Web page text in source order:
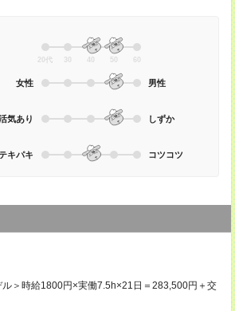
20代 30 40 50 60
女性 男性
気あり しずか
キパキ コツコツ
＞時給1800円×実働7.5h×21日＝283,500円＋交